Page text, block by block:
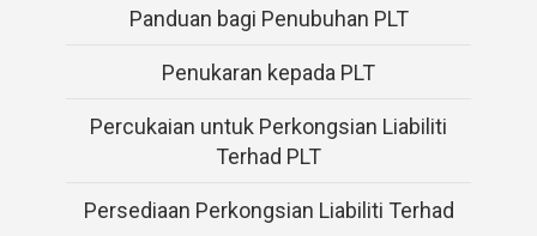
Panduan bagi Penubuhan PLT
Penukaran kepada PLT
Percukaian untuk Perkongsian Liabiliti
Terhad PLT
Persediaan Perkongsian Liabiliti Terhad